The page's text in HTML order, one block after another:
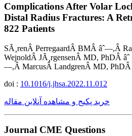
Complications After Volar
Distal Radius Fractures: A
822 Patients
SÃ¸renÂ PerregaardÂ BMÂ âˆ—,Â
WejnoldÂ JÃ¸rgensenÂ MD, PhDÂ âˆ
—,Â MarcusÂ LandgrenÂ MD,
doi : 10.1016/j.jhsa.2022.11.012
خرید پکیج و مشاهده آنلاین مقاله
Journal CME Questions